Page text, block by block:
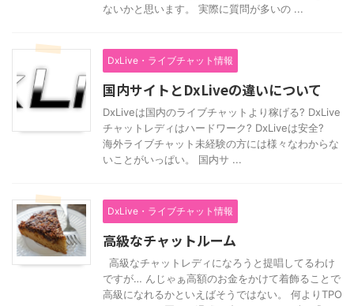
ないかと思います。 実際に質問が多いの ...
DxLive・ライブチャット情報
国内サイトとDxLiveの違いについて
DxLiveは国内のライブチャットより稼げる? DxLive
チャットレディはハードワーク? DxLiveは安全?
海外ライブチャット未経験の方には様々なわからな
いことがいっぱい。 国内サ ...
DxLive・ライブチャット情報
高級なチャットルーム
高級なチャットレディになろうと提唱してるわけ
ですが… んじゃぁ高額のお金をかけて着飾ることで
高級になれるかといえばそうではない。 何よりTPO